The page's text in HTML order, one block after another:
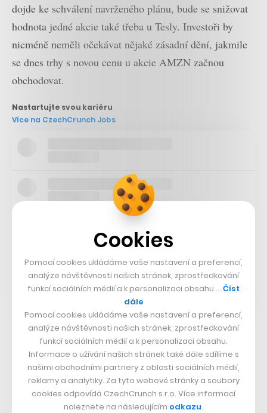
dojde ke schválení navrženého plánu, bude se snižovat
hodnota jedné akcie také třeba u Tesly. Investoři by
nicméně neměli očekávat nějaké zásadní dění, jakmile
se dnes trhy s novou cenu u akcie AMZN začnou
obchodovat.
Nastartujte svou kariéru
Více na CzechCrunch Jobs
„Osobně bych na podobné splity příliš přehnaně
nereagoval. Jak zaznělo, tak se nic nemění, split může
být pro akcie i negativní. Pokud jste akcie společnosti
chtěli v posledních měsících vlastnit a nemohli jste tak
Cookies
Pomocí cookies ukládáme vaše nastavení a preferencí,
analýze návštěvnosti našich stránek, zprostředkování
funkcí sociálních médií a k personalizaci obsahu … Číst
dále
Pomocí cookies ukládáme vaše nastavení a preferencí,
analýze návštěvnosti našich stránek, zprostředkování
funkcí sociálních médií a k personalizaci obsahu.
Informace o užívání našich stránek také dále sdílíme s
našimi obchodními partnery z oblasti sociálních médií,
reklamy a analytiky. Za tyto webové stránky a soubory
cookies odpovídá CzechCrunch s.r.o. Více informací
naleznete na následujícím odkazu.